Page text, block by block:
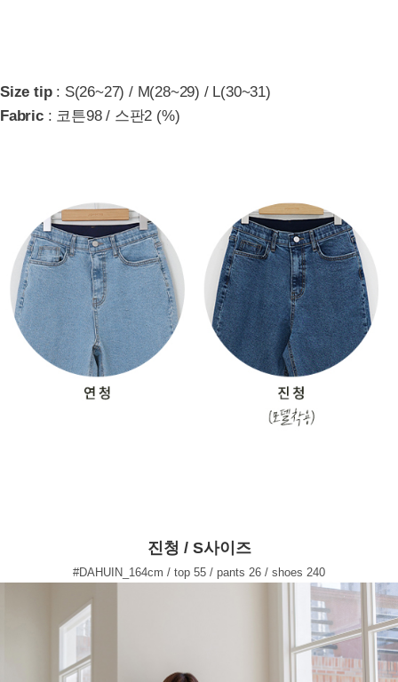
Size tip: S(26~27) / M(28~29) / L(30~31)
Fabric: 코튼98 / 스판2 (%)
진청 / S사이즈
#DAHUIN_164cm / top 55 / pants 26 / shoes 240